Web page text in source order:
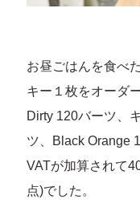
お昼ごはんを食べ
キー１枚をオーダ
Dirty 120バーツ、
ツ、Black Orange
VATが加算されて
点)でした。